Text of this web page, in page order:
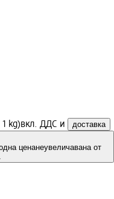
kg)вкл. ДДС и доставка
ценанеувеличавана от